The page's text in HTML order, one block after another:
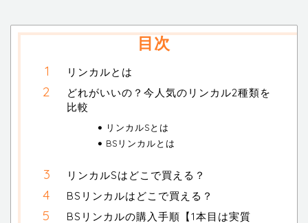
目次
リンカルとは
どれがいいの？今人気のリンカル2種類を
比較
リンカルSとは
BSリンカルとは
リンカルSはどこで買える？
BSリンカルはどこで買える？
BSリンカルの購入手順【1本目は実質